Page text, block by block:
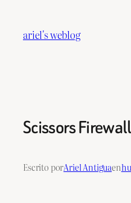
contenido
ariel's weblog
Scissors
Escrito porAriel Antiguaen